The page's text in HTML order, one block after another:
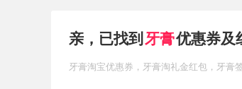
亲，已找到 牙膏优惠券及
牙膏淘宝优惠券 ，牙膏淘礼金红包 ，牙膏